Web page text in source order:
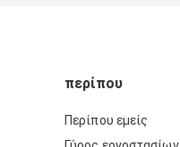
περίπου
Περίπου εμείς